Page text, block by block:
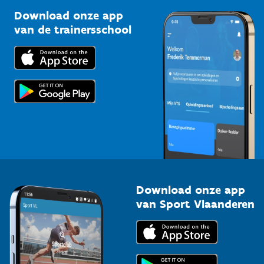
Bedrijven
Trainers en begeleiders
Topsporters
Kennisplatform
Downloads
Voor de pers
Download onze app
van de trainersschool
Download onze app
van Sport Vlaanderen